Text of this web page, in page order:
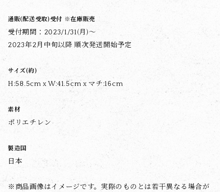
通販(配送受取)受付 ※在庫販売
受付期間：2023/1/31(月)〜
2023年2月中旬以降 順次発送開始予定
サイズ(約)
H:58.5cm x W:41.5cm x マチ:16cm
素材
ポリエチレン
製造国
日本
※商品画像はイメージです。実際のものとは若干異なる場合が